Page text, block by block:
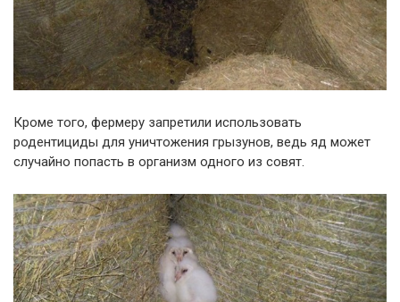
Кроме того, фермеру запретили использовать
родентициды для уничтожения грызунов, ведь яд может
случайно попасть в организм одного из совят.